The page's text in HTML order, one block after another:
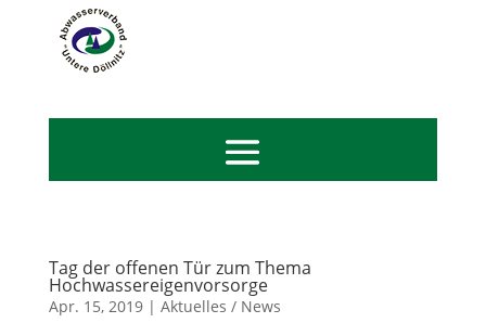
Tag der offenen Tür zum Thema
Hochwassereigenvorsorge
Apr. 15, 2019| Aktuelles / News